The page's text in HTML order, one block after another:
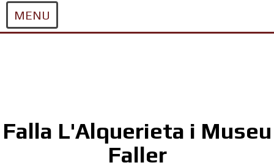
MENU
Falla L'Alquerieta i Museu
Faller